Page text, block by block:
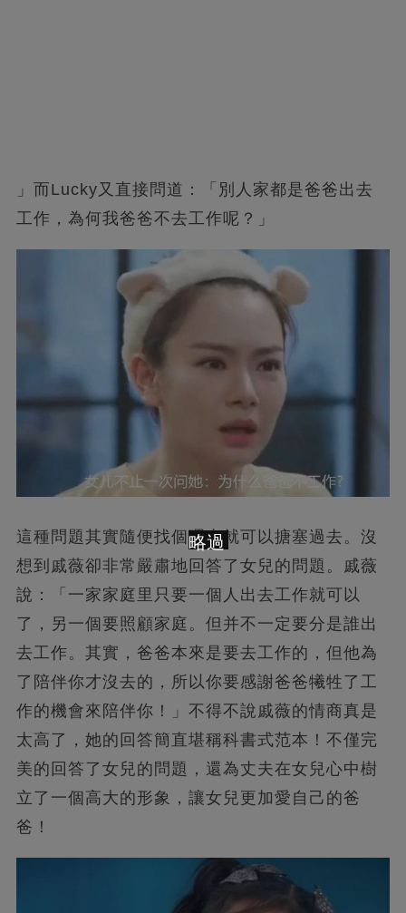
」而Lucky又直接問道：「別人家都是爸爸出去
工作，為何我爸爸不去工作呢？」
這種問題其實隨便找個理由就可以搪塞過去。沒
想到戚薇卻非常嚴肅地回答了女兒的問題。戚薇
說：「一家家庭里只要一個人出去工作就可以
了，另一個要照顧家庭。但并不一定要分是誰出
去工作。其實，爸爸本來是要去工作的，但他為
了陪伴你才沒去的，所以你要感謝爸爸犧牲了工
作的機會來陪伴你！」不得不說戚薇的情商真是
太高了，她的回答簡直堪稱科書式范本！不僅完
美的回答了女兒的問題，還為丈夫在女兒心中樹
立了一個高大的形象，讓女兒更加愛自己的爸
爸！
略過